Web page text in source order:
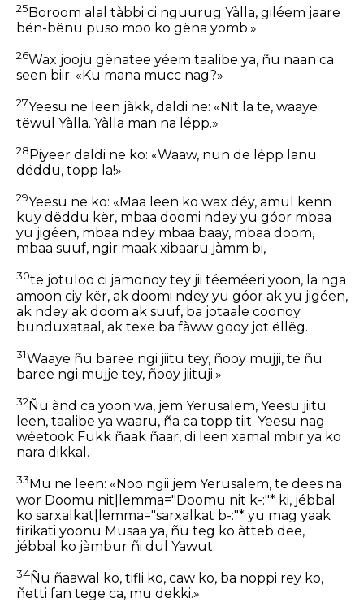
25Boroom alal tàbbi ci nguurug Yàlla, giléem jaare
bën-bënu puso moo ko gëna yomb.»
26Wax jooju gënatee yéem taalibe ya, ñu naan ca
seen biir: «Ku mana mucc nag?»
27Yeesu ne leen jàkk, daldi ne: «Nit la të, waaye
tëwul Yàlla. Yàlla man na lépp.»
28Piyeer daldi ne ko: «Waaw, nun de lépp lanu
dëddu, topp la!»
29Yeesu ne ko: «Maa leen ko wax déy, amul kenn
kuy dëddu kër, mbaa doomi ndey yu góor mbaa
yu jigéen, mbaa ndey mbaa baay, mbaa doom,
mbaa suuf, ngir maak xibaaru jàmm bi,
30te jotuloo ci jamonoy tey jii téeméeri yoon, la nga
amoon ciy kër, ak doomi ndey yu góor ak yu jigéen,
ak ndey ak doom ak suuf, ba jotaale coonoy
bunduxataal, ak texe ba fàww gooy jot ëllëg.
31Waaye ñu baree ngi jiitu tey, ñooy mujji, te ñu
baree ngi mujje tey, ñooy jiituji.»
32 Ñu ànd ca yoon wa, jëm Yerusalem, Yeesu jiitu
leen, taalibe ya waaru, ña ca topp tiit. Yeesu nag
wéetook Fukk ñaak ñaar, di leen xamal mbir ya ko
nara dikkal.
33 Mu ne leen: «Noo ngii jëm Yerusalem, te dees na
wor Doomu nit|lemma="Doomu nit k-:"* ki, jébbal
ko sarxalkat|lemma="sarxalkat b-:"* yu mag yaak
firikati yoonu Musaa ya, ñu teg ko àtteb dee,
jébbal ko jàmbur ñi dul Yawut.
34Ñu ñaawal ko, tifli ko, caw ko, ba noppi rey ko,
ñetti fan tege ca, mu dekki.»